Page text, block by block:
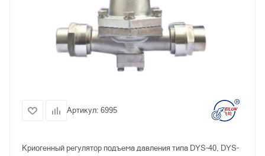
Артикул: 6995
Криогенный регулятор подъема давления типа DYS-40, DYS-